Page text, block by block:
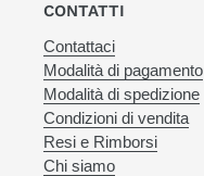
CONTATTI
Contattaci
Modalità di pagamento
Modalità di spedizione
Condizioni di vendita
Resi e Rimborsi
Chi siamo